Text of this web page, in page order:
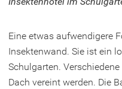
Eine etwas aufwendigere
Insektenwand. Sie ist ein
Schulgarten.
Dach vereint werden. Die